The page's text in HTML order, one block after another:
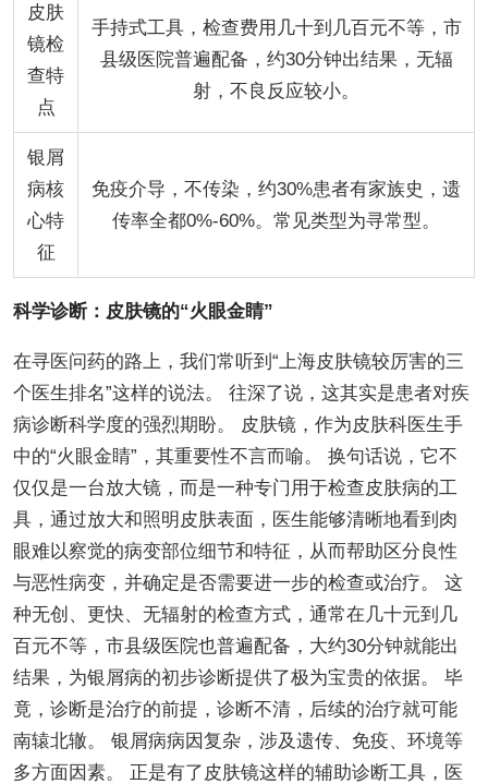
皮肤
镜检
查特
点
手持式工具，检查费用几十到几百元不等，市
县级医院普遍配备，约30分钟出结果，无辐
射，不良反应较小。
银屑
病核
心特
征
免疫介导，不传染，约30%患者有家族史，遗
传率全都0%-60%。常见类型为寻常型。
科学诊断：皮肤镜的“火眼金睛”
在寻医问药的路上，我们常听到“上海皮肤镜较厉害的三
个医生排名”这样的说法。 往深了说，这其实是患者对疾
病诊断科学度的强烈期盼。 皮肤镜，作为皮肤科医生手
中的“火眼金睛”，其重要性不言而喻。 换句话说，它不
仅仅是一台放大镜，而是一种专门用于检查皮肤病的工
具，通过放大和照明皮肤表面，医生能够清晰地看到肉
眼难以察觉的病变部位细节和特征，从而帮助区分良性
与恶性病变，并确定是否需要进一步的检查或治疗。 这
种无创、更快、无辐射的检查方式，通常在几十元到几
百元不等，市县级医院也普遍配备，大约30分钟就能出
结果，为银屑病的初步诊断提供了极为宝贵的依据。 毕
竟，诊断是治疗的前提，诊断不清，后续的治疗就可能
南辕北辙。 银屑病病因复杂，涉及遗传、免疫、环境等
多方面因素。 正是有了皮肤镜这样的辅助诊断工具，医